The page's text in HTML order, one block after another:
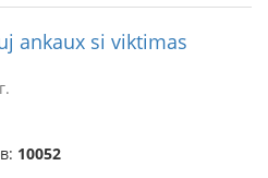
ankaux si viktimas
10052